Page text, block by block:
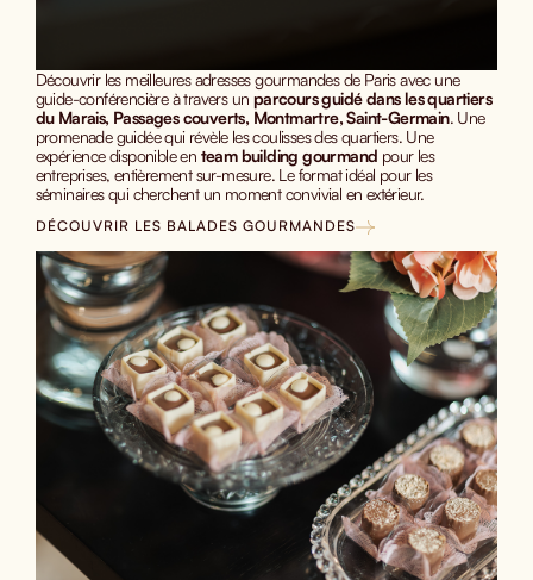
Découvrir les meilleures adresses gourmandes de Paris avec une
guide-conférencière à travers un parcours guidé dans les quartiers
du Marais, Passages couverts, Montmartre, Saint-Germain. Une
promenade guidée qui révèle les coulisses des quartiers. Une
expérience disponible en team building gourmand pour les
entreprises, entièrement sur-mesure. Le format idéal pour les
séminaires qui cherchent un moment convivial en extérieur.
DÉCOUVRIR LES BALADES GOURMANDES